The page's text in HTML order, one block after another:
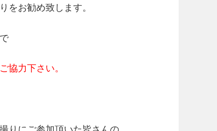
をお勧め致します。
力下さい。